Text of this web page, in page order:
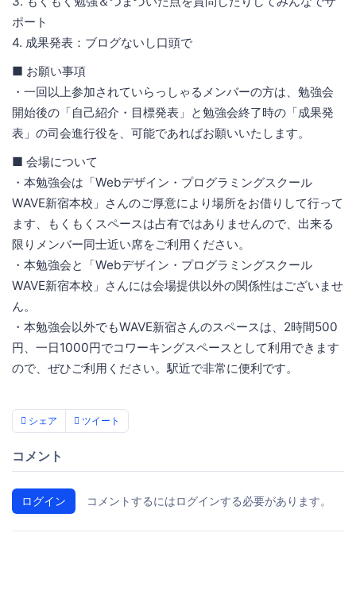
ポート
4. 成果発表：ブログないし口頭で
■ お願い事項
・一回以上参加されていらっしゃるメンバーの方は、勉強会
開始後の「自己紹介・目標発表」と勉強会終了時の「成果発
表」の司会進行役を、可能であればお願いいたします。
■ 会場について
・本勉強会は「Webデザイン・プログラミングスクール
WAVE新宿本校」さんのご厚意により場所をお借りして行って
ます、もくもくスペースは占有ではありませんので、出来る
限りメンバー同士近い席をご利用ください。
・本勉強会と「Webデザイン・プログラミングスクール
WAVE新宿本校」さんには会場提供以外の関係性はございませ
ん。
・本勉強会以外でもWAVE新宿さんのスペースは、2時間500
円、一日1000円でコワーキングスペースとして利用できます
ので、ぜひご利用ください。駅近で非常に便利です。
シェア ツイート
コメント
ログイン コメントするにはログインする必要があります。